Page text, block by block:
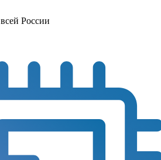
России